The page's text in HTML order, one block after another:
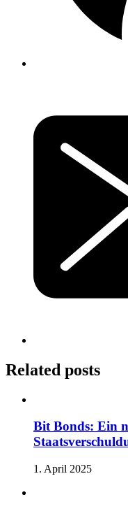
Related posts
Bit Bonds: Ein
1. April 2025